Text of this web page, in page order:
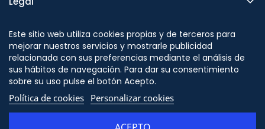
Seguridad
Este sitio web utiliza cookies propias y de terceros para
mejorar nuestros servicios y mostrarle publicidad
relacionada con sus preferencias mediante el análisis de
sus hábitos de navegación. Para dar su consentimiento
sobre su uso pulse el botón Acepto.
Política de cookies Personalizar cookies
Síguenos en